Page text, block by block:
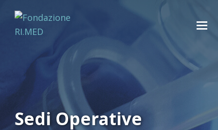
Sedi Operative